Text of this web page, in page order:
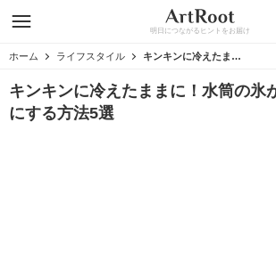
明日につながるヒントをお届け
ホーム ライフスタイル キンキンに冷えたままに！水筒の氷が溶けないようにする方法5選
キンキンに冷えたままに！水筒の氷
にする方法5選